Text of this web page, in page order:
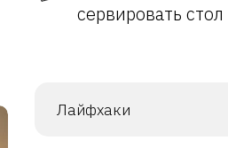
сервировать стол
Лайфхаки